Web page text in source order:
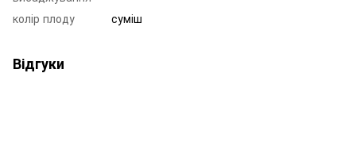
колір плоду
суміш
Відгуки